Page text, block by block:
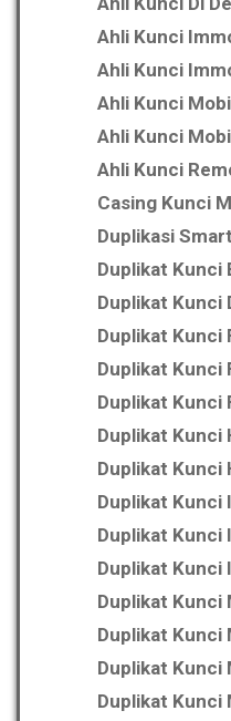
Ahli Kunci
Ahli Kunci
Ahli Kunci
Ahli Kunci
Ahli Kunci
Casing Kunci
Duplikasi
Duplikat Kunci
Duplikat Kunci
Duplikat Kunci
Duplikat Kunci
Duplikat Kunci
Duplikat Kunci
Duplikat Kunci
Duplikat Kunci
Duplikat Kunci
Duplikat Kunci
Duplikat Kunci
Duplikat Kunci
Duplikat Kunci
Duplikat Kunci